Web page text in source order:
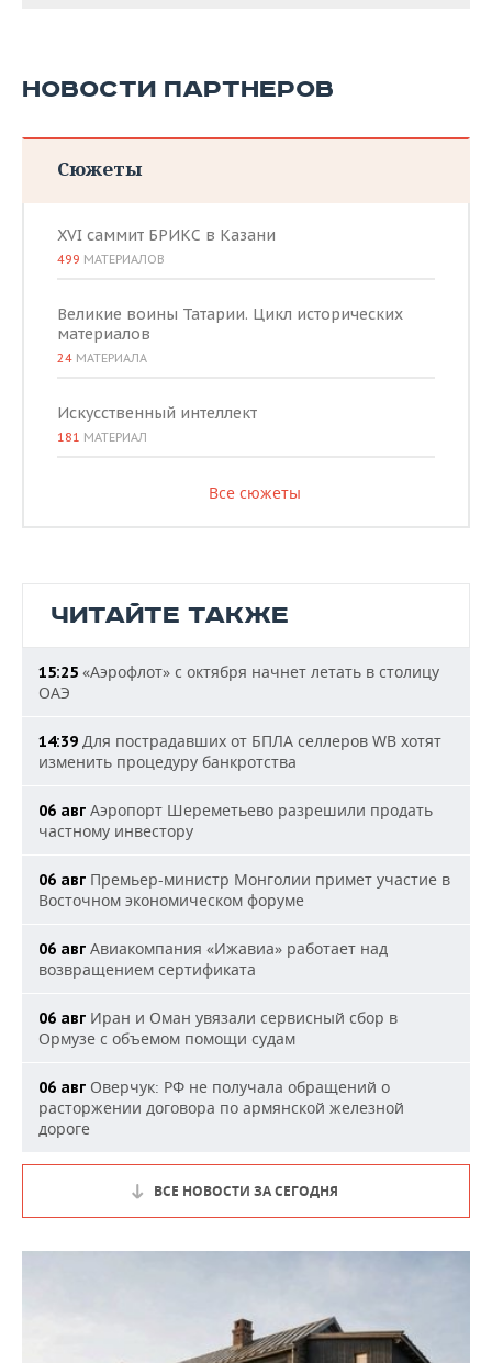
НОВОСТИ ПАРТНЕРОВ
Сюжеты
XVI саммит БРИКС в Казани
499 МАТЕРИАЛОВ
Великие воины Татарии. Цикл исторических
материалов
24 МАТЕРИАЛА
Искусственный интеллект
181 МАТЕРИАЛ
Все сюжеты
ЧИТАЙТЕ ТАКЖЕ
15:25 «Аэрофлот» с октября начнет летать в столицу
ОАЭ
14:39 Для пострадавших от БПЛА селлеров WB хотят
изменить процедуру банкротства
06 авг Аэропорт Шереметьево разрешили продать
частному инвестору
06 авг Премьер-министр Монголии примет участие в
Восточном экономическом форуме
06 авг Авиакомпания «Ижавиа» работает над
возвращением сертификата
06 авг Иран и Оман увязали сервисный сбор в
Ормузе с объемом помощи судам
06 авг Оверчук: РФ не получала обращений о
расторжении договора по армянской железной
дороге
ВСЕ НОВОСТИ ЗА СЕГОДНЯ